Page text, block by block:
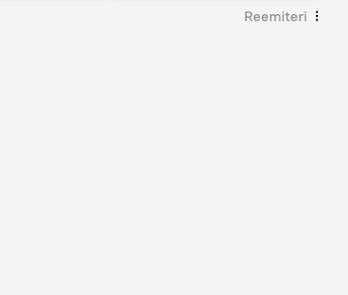
Reemiteri